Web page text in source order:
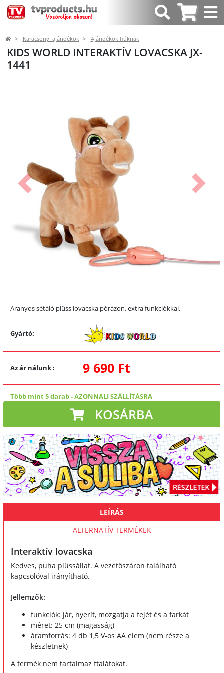
Karácsonyi ajándékok Ajándékok fiúknak
KIDS WORLD INTERAKTÍV LOVACSKA JX-
1441
Előző
Aranyos sétáló plüss lovacska pórázon, extra funkciókkal.
Gyártó:
Az ár nálunk: 9 690 Ft
Több mint 5 darab-AZONNALI SZÁLLÍTÁSRA
KOSÁRBA
LEÍRÁS
ALTERNATÍV TERMÉKEK
Interaktív lovacska
Kedves, puha plüssállat. A vezetőszáron található
kapcsolóval irányítható.
Jellemzők:
funkciók: jár, nyerít, mozgatja a fejét és a farkát
méret: 25 cm (magasság)
áramforrás: 4 db 1,5 V-os AA elem (nem része a
készletnek)
A termék nem tartalmaz ftalátokat.